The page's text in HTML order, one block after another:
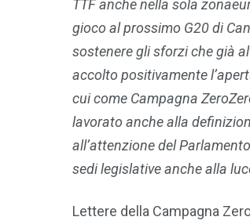
TTF anche nella sola
gioco al prossimo G20 di
sostenere gli sforzi che già
accolto positivamente
cui come Campagna
lavorato anche alla
all’attenzione del
sedi legislative anche alla
Lettere della Campagna